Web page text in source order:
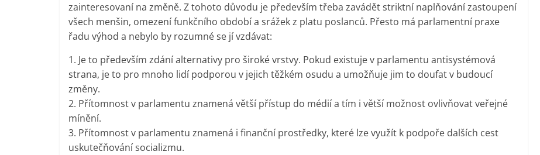
zainteresovaní na změně. Z tohoto důvodu je především třeba zavádět striktní naplňování zastoupení
všech menšin, omezení funkčního období a srážek z platu poslanců. Přesto má parlamentní praxe
řadu výhod a nebylo by rozumné se jí vzdávat:
1. Je to především zdání alternativy pro široké vrstvy. Pokud existuje v parlamentu antisystémová
strana, je to pro mnoho lidí podporou v jejich těžkém osudu a umožňuje jim to doufat v budoucí
změny.
2. Přítomnost v parlamentu znamená větší přístup do médií a tím i větší možnost ovlivňovat veřejné
mínění.
3. Přítomnost v parlamentu znamená i finanční prostředky, které lze využít k podpoře dalších cest
uskutečňování socializmu.